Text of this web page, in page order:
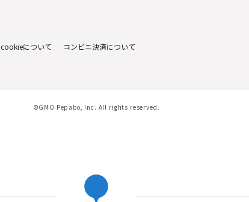
cookieについて コンビニ決済について
©GMO Pepabo, Inc. All rights reserved.